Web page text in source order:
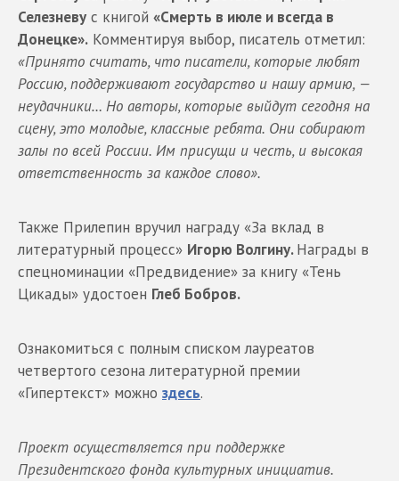
Селезневу с книгой «Смерть в июле и всегда в
Донецке». Комментируя выбор, писатель отметил:
«Принято считать, что писатели, которые любят
Россию, поддерживают государство и нашу армию, —
неудачники… Но авторы, которые выйдут сегодня на
сцену, это молодые, классные ребята. Они собирают
залы по всей России. Им присущи и честь, и высокая
ответственность за каждое слово».
Также Прилепин вручил награду «За вклад в
литературный процесс» Игорю Волгину.Награды в
спецноминации «Предвидение» за книгу «Тень
Цикады» удостоен Глеб Бобров.
Ознакомиться с полным списком лауреатов
четвертого сезона литературной премии
«Гипертекст» можно здесь.
Проект осуществляется при поддержке
Президентского фонда культурных инициатив.